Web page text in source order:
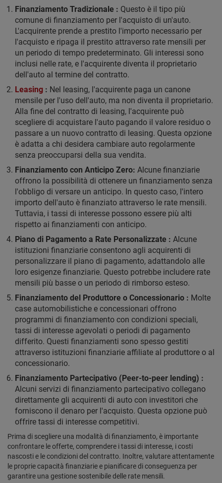
Finanziamento Tradizionale : Questo è il tipo più
comune di finanziamento per l'acquisto di un'auto.
L'acquirente prende a prestito l'importo necessario per
l'acquisto e ripaga il prestito attraverso rate mensili per
un periodo di tempo predeterminato. Gli interessi sono
inclusi nelle rate, e l'acquirente diventa il proprietario
dell'auto al termine del contratto.
Leasing : Nel leasing, l'acquirente paga un canone
mensile per l'uso dell'auto, ma non diventa il proprietario.
Alla fine del contratto di leasing, l'acquirente può
scegliere di acquistare l'auto pagando il valore residuo o
passare a un nuovo contratto di leasing. Questa opzione
è adatta a chi desidera cambiare auto regolarmente
senza preoccuparsi della sua vendita.
Finanziamento con Anticipo Zero: Alcune finanziarie
offrono la possibilità di ottenere un finanziamento senza
l'obbligo di versare un anticipo. In questo caso, l'intero
importo dell'auto è finanziato attraverso le rate mensili.
Tuttavia, i tassi di interesse possono essere più alti
rispetto ai finanziamenti con anticipo.
Piano di Pagamento a Rate Personalizzate : Alcune
istituzioni finanziarie consentono agli acquirenti di
personalizzare il piano di pagamento, adattandolo alle
loro esigenze finanziarie. Questo potrebbe includere rate
mensili più basse o un periodo di rimborso esteso.
Finanziamento del Produttore o Concessionario : Molte
case automobilistiche e concessionari offrono
programmi di finanziamento con condizioni speciali,
tassi di interesse agevolati o periodi di pagamento
differito. Questi finanziamenti sono spesso gestiti
attraverso istituzioni finanziarie affiliate al produttore o al
concessionario.
Finanziamento Partecipativo (Peer-to-peer lending) :
Alcuni servizi di finanziamento partecipativo collegano
direttamente gli acquirenti di auto con investitori che
forniscono il denaro per l'acquisto. Questa opzione può
offrire tassi di interesse competitivi.
Prima di scegliere una modalità di finanziamento, è importante
confrontare le offerte, comprendere i tassi di interesse, i costi
nascosti e le condizioni del contratto. Inoltre, valutare attentamente
le proprie capacità finanziarie e pianificare di conseguenza per
garantire una gestione sostenibile delle rate mensili.